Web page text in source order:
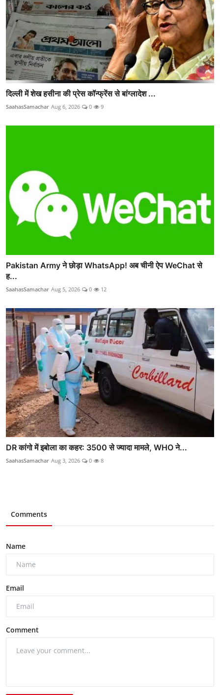
दिल्ली में शेख हसीना की प्रेस कॉन्फ्रेंस से बांग्लादेश ...
SaahasSamachar Aug 6, 2026 0 9
Pakistan Army ने छोड़ा WhatsApp! अब चीनी ऐप WeChat से
ह...
SaahasSamachar Aug 5, 2026 0 12
DR कांगो में इबोला का कहर: 3500 से ज्यादा मामले, WHO ने...
SaahasSamachar Aug 3, 2026 0 8
Comments
Name
Email
Comment